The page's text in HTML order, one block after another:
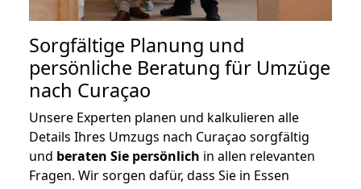
Sorgfältige Planung und
persönliche Beratung für Umzüge
nach Curaçao
Unsere Experten planen und kalkulieren alle
Details Ihres Umzugs nach Curaçao sorgfältig
und beraten Sie persönlich in allen relevanten
Fragen. Wir sorgen dafür, dass Sie in Essen